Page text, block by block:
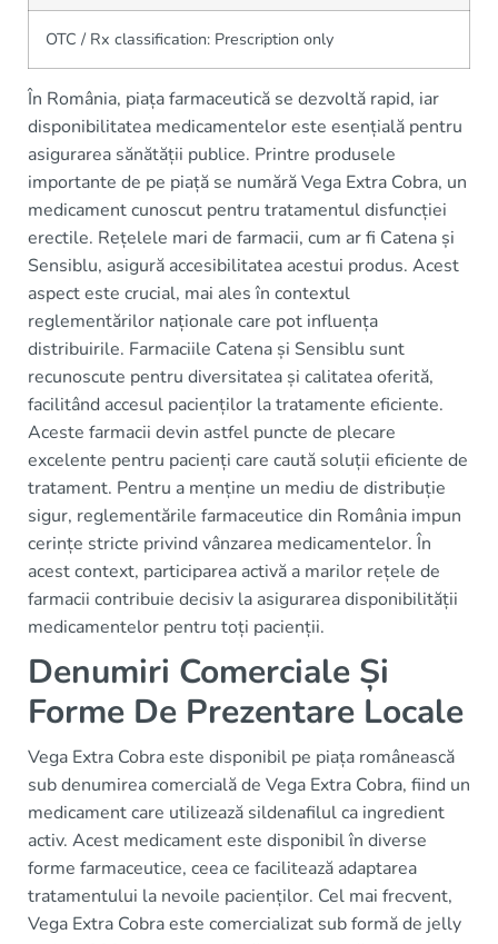
OTC / Rx classification: Prescription only
În România, piața farmaceutică se dezvoltă rapid, iar
disponibilitatea medicamentelor este esențială pentru
asigurarea sănătății publice. Printre produsele
importante de pe piață se numără Vega Extra Cobra, un
medicament cunoscut pentru tratamentul disfuncției
erectile. Rețelele mari de farmacii, cum ar fi Catena și
Sensiblu, asigură accesibilitatea acestui produs. Acest
aspect este crucial, mai ales în contextul
reglementărilor naționale care pot influența
distribuirile. Farmaciile Catena și Sensiblu sunt
recunoscute pentru diversitatea și calitatea oferită,
facilitând accesul pacienților la tratamente eficiente.
Aceste farmacii devin astfel puncte de plecare
excelente pentru pacienți care caută soluții eficiente de
tratament. Pentru a menține un mediu de distribuție
sigur, reglementările farmaceutice din România impun
cerințe stricte privind vânzarea medicamentelor. În
acest context, participarea activă a marilor rețele de
farmacii contribuie decisiv la asigurarea disponibilității
medicamentelor pentru toți pacienții.
Denumiri Comerciale Și
Forme De Prezentare Locale
Vega Extra Cobra este disponibil pe piața românească
sub denumirea comercială de Vega Extra Cobra, fiind un
medicament care utilizează sildenafilul ca ingredient
activ. Acest medicament este disponibil în diverse
forme farmaceutice, ceea ce facilitează adaptarea
tratamentului la nevoile pacienților. Cel mai frecvent,
Vega Extra Cobra este comercializat sub formă de jelly